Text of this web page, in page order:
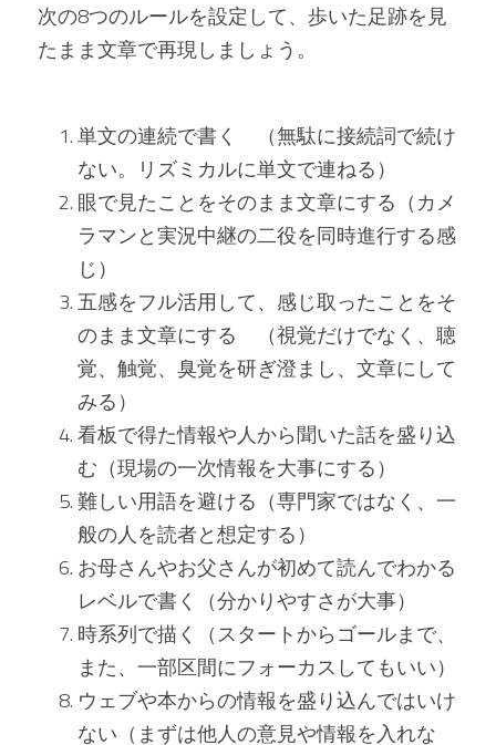
次の8つのルールを設定して、歩いた足跡を見
たまま文章で再現しましょう。
単文の連続で書く　（無駄に接続詞で続け
ない。リズミカルに単文で連ねる）
眼で見たことをそのまま文章にする（カメ
ラマンと実況中継の二役を同時進行する感
じ）
五感をフル活用して、感じ取ったことをそ
のまま文章にする　（視覚だけでなく、聴
覚、触覚、臭覚を研ぎ澄まし、文章にして
みる）
看板で得た情報や人から聞いた話を盛り込
む（現場の一次情報を大事にする）
難しい用語を避ける（専門家ではなく、一
般の人を読者と想定する）
お母さんやお父さんが初めて読んでわかる
レベルで書く（分かりやすさが大事）
時系列で描く（スタートからゴールまで、
また、一部区間にフォーカスしてもいい）
ウェブや本からの情報を盛り込んではいけ
ない（まずは他人の意見や情報を入れな